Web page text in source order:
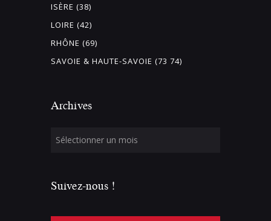
ISÈRE (38)
LOIRE (42)
RHÔNE (69)
SAVOIE & HAUTE-SAVOIE (73 74)
Archives
Suivez-nous !